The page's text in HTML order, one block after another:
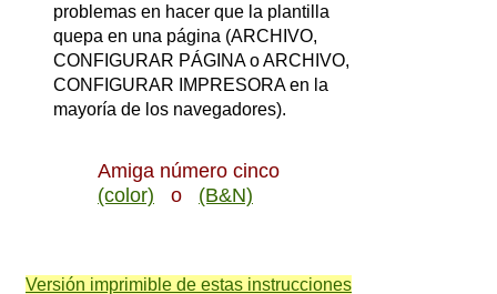
problemas en hacer que la plantilla
quepa en una página (ARCHIVO,
CONFIGURAR PÁGINA o ARCHIVO,
CONFIGURAR IMPRESORA en la
mayoría de los navegadores).
Amiga número cinco
(color) o (B&N)
Versión imprimible de estas instrucciones